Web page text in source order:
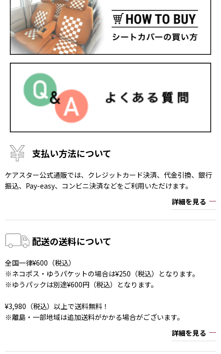
支払い方法について
ケアスター公式通販では、クレジットカード決済、代金引換、銀行
振込、Pay-easy、コンビニ決済などをご利用いただけます。
詳細を見る
配送の送料について
全国一律¥600（税込）
※ネコポス・ゆうパケットの場合は¥250（税込）となります。
※ゆうパックは別途¥600円（税込）となります。
¥3,980（税込）以上で送料無料！
※離島・一部地域は追加送料がかかる場合がございます。
詳細を見る